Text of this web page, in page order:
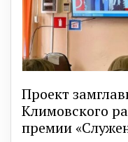
Проект
Климовского
премии